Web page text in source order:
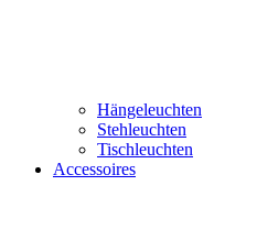
Hängeleuchten
Stehleuchten
Tischleuchten
Accessoires